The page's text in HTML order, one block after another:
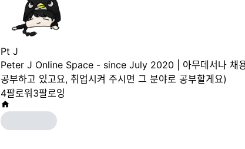
Pt J
Peter J Online Space - since July 2020 | 아무데서나 채
공부하고 있고요, 취업시켜 주시면 그 분야로 공부할게요)
4팔로워 3팔로잉